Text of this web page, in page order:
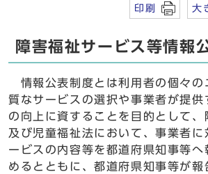
印刷 大
障害福祉サービス等情報
情報公表制度とは利用者の個々の
質なサービスの選択や事業者が提供
の向上に資することを目的として、
及び児童福祉法において、事業者に
ービスの内容等を都道府県知事等へ
めるとともに、都道府県知事等が報